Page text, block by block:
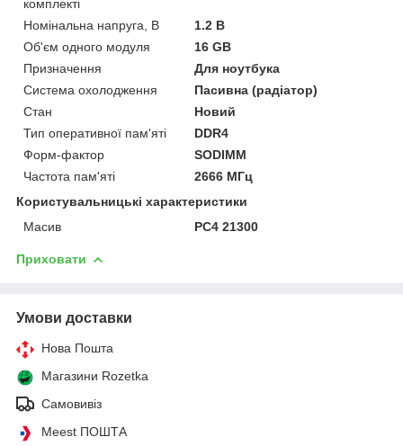
комплекті
Номінальна напруга, В
1.2 В
Об'єм одного модуля
16 GB
Призначення
Для ноутбука
Система охолодження
Пасивна (радіатор)
Стан
Новий
Тип оперативної пам'яті
DDR4
Форм-фактор
SODIMM
Частота пам'яті
2666 МГц
Користувальницькі характеристики
Масив
PC4 21300
Приховати
Умови доставки
Нова Пошта
Магазини Rozetka
Самовивіз
Meest ПОШТА